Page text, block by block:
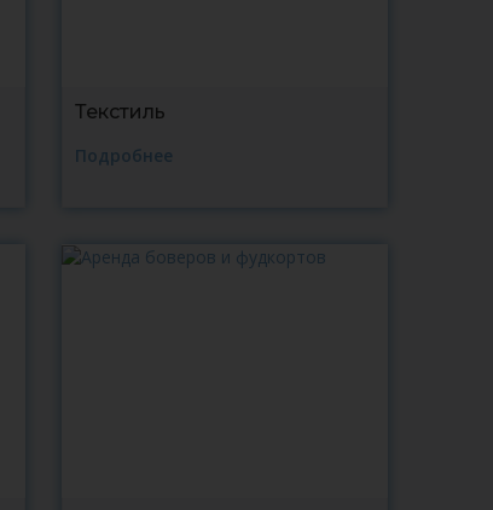
Текстиль
Подробнее